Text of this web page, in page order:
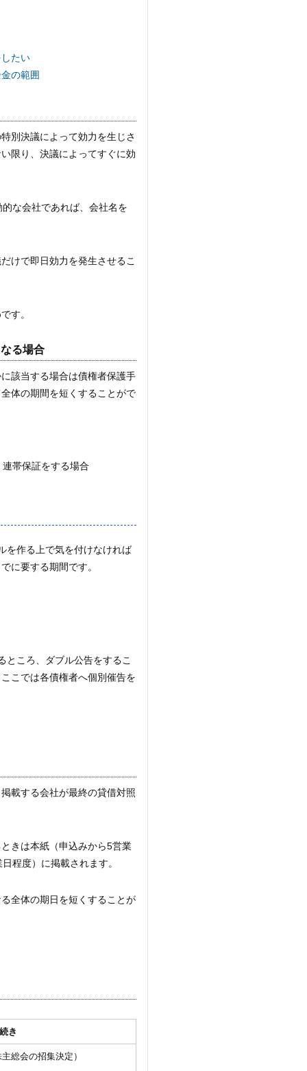
たい
の範囲
別決議によって効力を生じさ
限り、決議によってすぐに効
な会社であれば、会社名を
けで即日効力を発生させるこ
す。
る場合
該当する場合は債権者保護手
体の期間を短くすることがで
帯保証をする場合
を作る上で気を付けなければ
に要する期間です。
ところ、ダブル公告をするこ
こでは各債権者へ個別催告を
載する会社が最終の貸借対照
きは本紙（申込みから5営業
程度）に掲載されます。
全体の期日を短くすることが
き
総会の招集決定）